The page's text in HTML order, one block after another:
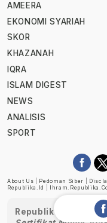
AMEERA
EKONOMI SYARIAH
SKOR
KHAZANAH
IQRA
ISLAM DIGEST
NEWS
ANALISIS
SPORT
About Us Pedoman Siber
Republika.id
Republika telah